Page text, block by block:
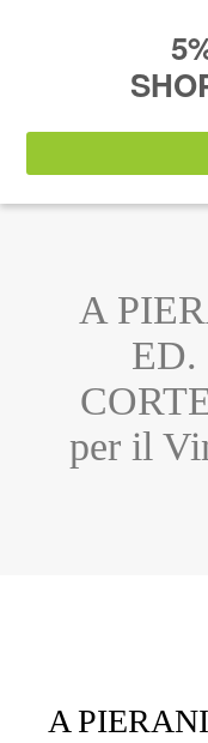
A
per il
A
nuovamente